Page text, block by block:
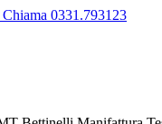
Chiama 0331.793123